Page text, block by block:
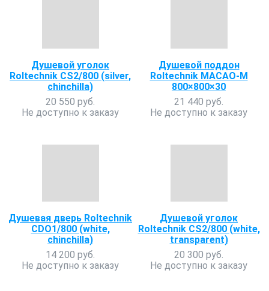
Душевой уголок
Roltechnik CS2/800 (silver,
chinchilla)
20 550 руб.
Не доступно к заказу
Душевой поддон
Roltechnik MACAO-M
800×800×30
21 440 руб.
Не доступно к заказу
Душевая дверь Roltechnik
CDO1/800 (white,
chinchilla)
14 200 руб.
Не доступно к заказу
Душевой уголок
Roltechnik CS2/800 (white,
transparent)
20 300 руб.
Не доступно к заказу